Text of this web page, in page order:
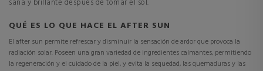
sana y brillante después de tomar el sol.
QUÉ ES LO QUE HACE EL AFTER SUN
El after sun permite refrescar y disminuir la sensación de ardor que provoca la
radiación solar. Poseen una gran variedad de ingredientes calmantes, permitiendo
la regeneración y el cuidado de la piel, y evita la sequedad, las quemaduras y las